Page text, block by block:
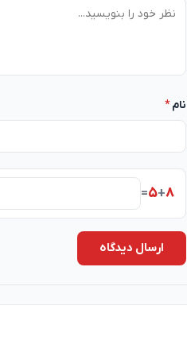
نام*
۸+۵=
ارسال دیدگاه